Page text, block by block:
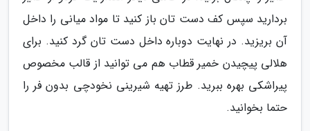
بردارید سپس کف دست تان باز کنید تا مواد میانی را داخل
آن بریزید. در نهایت دوباره داخل دست تان گرد کنید. برای
هلالی پیچیدن خمیر قطاب هم می توانید از قالب مخصوص
پیراشکی بهره ببرید. طرز تهیه شیرینی نخودچی بدون فر را
حتما بخوانید.